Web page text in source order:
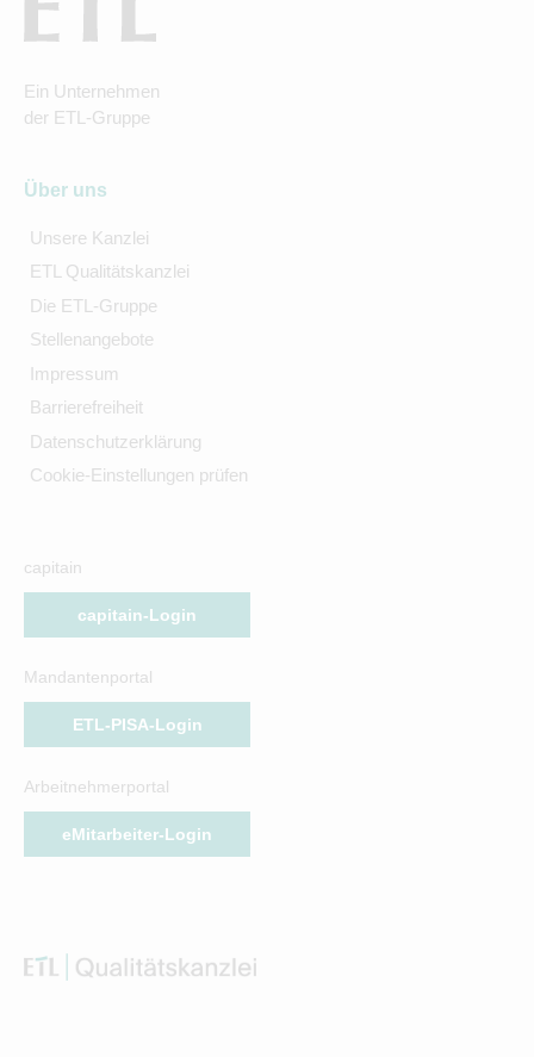
Ein Unternehmen
der ETL-Gruppe
Über uns
Unsere Kanzlei
ETL Qualitätskanzlei
Die ETL-Gruppe
Stellenangebote
Impressum
Barrierefreiheit
Datenschutzerklärung
Cookie-Einstellungen prüfen
capitain
capitain-Login
Mandantenportal
ETL-PISA-Login
Arbeitnehmerportal
eMitarbeiter-Login